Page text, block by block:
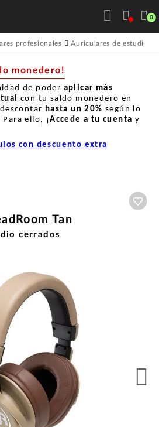
0
profesionales Auriculares de estudio
monedero!
de poder aplicar más
con tu saldo monedero en
hasta un 20% según lo
ello, ¡Accede a tu cuenta y
con descuento extra
Tan
cerrados